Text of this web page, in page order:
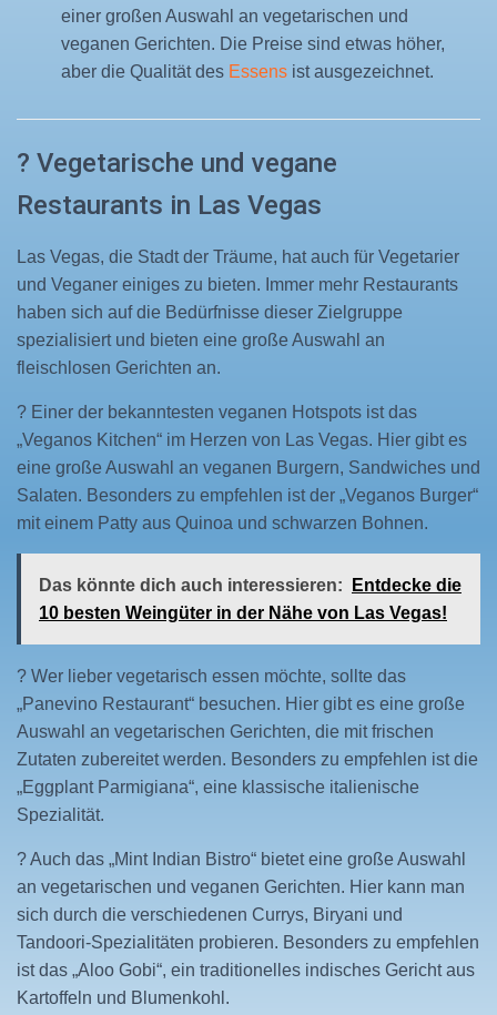
einer großen Auswahl an vegetarischen und
veganen Gerichten. Die Preise sind etwas höher,
aber die Qualität des Essens ist ausgezeichnet.
? Vegetarische und vegane
Restaurants in Las Vegas
Las Vegas, die Stadt der Träume, hat auch für Vegetarier
und Veganer einiges zu bieten. Immer mehr Restaurants
haben sich auf die Bedürfnisse dieser Zielgruppe
spezialisiert und bieten eine große Auswahl an
fleischlosen Gerichten an.
? Einer der bekanntesten veganen Hotspots ist das
„Veganos Kitchen“ im Herzen von Las Vegas. Hier gibt es
eine große Auswahl an veganen Burgern, Sandwiches und
Salaten. Besonders zu empfehlen ist der „Veganos Burger“
mit einem Patty aus Quinoa und schwarzen Bohnen.
Das könnte dich auch interessieren:
Entdecke die
10 besten Weingüter in der Nähe von Las Vegas!
? Wer lieber vegetarisch essen möchte, sollte das
„Panevino Restaurant“ besuchen. Hier gibt es eine große
Auswahl an vegetarischen Gerichten, die mit frischen
Zutaten zubereitet werden. Besonders zu empfehlen ist die
„Eggplant Parmigiana“, eine klassische italienische
Spezialität.
? Auch das „Mint Indian Bistro“ bietet eine große Auswahl
an vegetarischen und veganen Gerichten. Hier kann man
sich durch die verschiedenen Currys, Biryani und
Tandoori-Spezialitäten probieren. Besonders zu empfehlen
ist das „Aloo Gobi“, ein traditionelles indisches Gericht aus
Kartoffeln und Blumenkohl.